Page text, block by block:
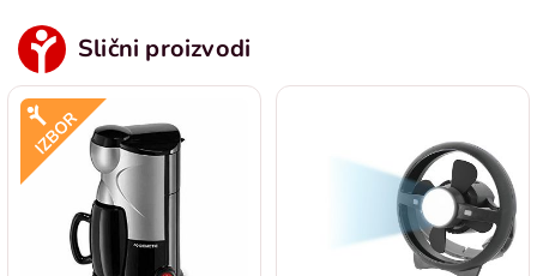
Slični proizvodi